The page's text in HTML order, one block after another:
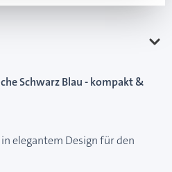
Schwarz Blau - kompakt &
elegantem Design für den